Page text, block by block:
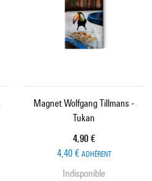
Magnet Wolfgang Tillmans -
Tukan
Prix ​​actuel
4,90 €
4,40 € ADHÉRENT
Indisponible